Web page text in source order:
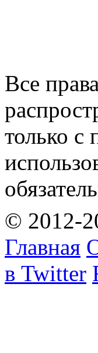
Все
только с
© 2012-
Главная
в Twitter